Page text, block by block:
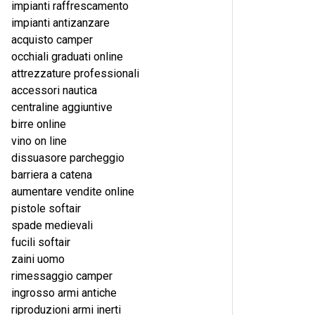
impianti raffrescamento
impianti antizanzare
acquisto camper
occhiali graduati online
attrezzature professionali
accessori nautica
centraline aggiuntive
birre online
vino on line
dissuasore parcheggio
barriera a catena
aumentare vendite online
pistole softair
spade medievali
fucili softair
zaini uomo
rimessaggio camper
ingrosso armi antiche
riproduzioni armi inerti